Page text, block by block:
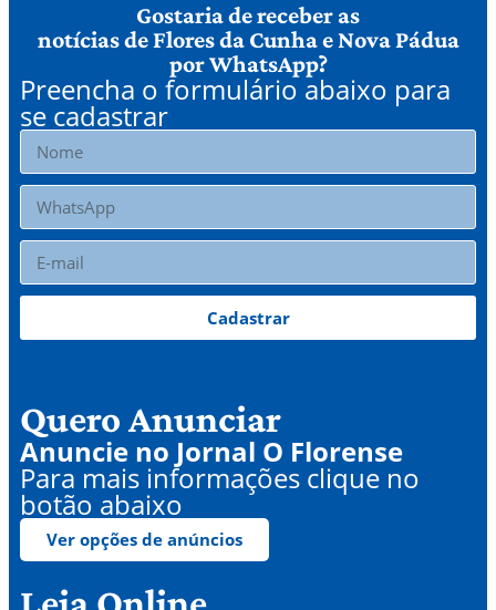
Gostaria de receber as
notícias de Flores da Cunha e Nova Pádua
por WhatsApp?
Preencha o formulário abaixo para
se cadastrar
Cadastrar
Quero Anunciar
Anuncie no Jornal O Florense
Para mais informações clique no
botão abaixo
Ver opções de anúncios